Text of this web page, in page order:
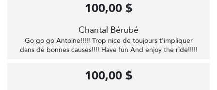
Chantal Bérubé
Go go go Antoine!!!!! Trop nice de toujours t’impliquer
dans de bonnes causes!!!! Have fun And enjoy the ride!!!!!
100,00 $
100,00 $